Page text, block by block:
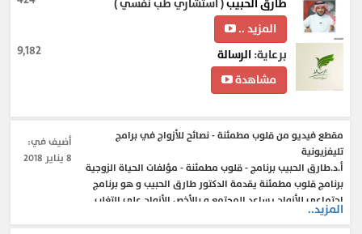
طارق الحبيب( استشاري طب نفسي )
المزيد ..
9,182
برعاية: الرسالة
مشاهدة
أضيف في:
8 يناير 2018
مقطع فيديو من قلوب مطمئنة - نصائح للأزواج في برامج
تليفزيونية
أ.د.طارق الحبيب برنامج - قلوب مطمئنة - مؤلفات الحياة الزوجية
برنامج قلوب مطمئنة يقدمة الدكتور طارق الحبيب و هو برنامج
إجتماعي للأزواج يساعد المجتمع و بالأخص الأزواج على التغلب
على مشاكل الحياة اليومية الأسرية و المعتقدات السائدة و تغير
المزيد..